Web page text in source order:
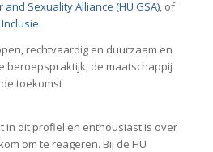
and Sexuality Alliance (HU GSA), of
rechtvaardig en duurzaam en
beroepspraktijk, de maatschappij
toekomst
in dit profiel en enthousiast is over
om te reageren. Bij de HU